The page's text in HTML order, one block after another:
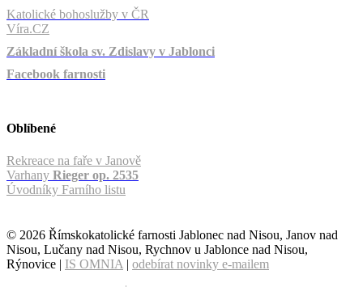
Katolické bohoslužby v ČR
Víra.CZ
Základní škola sv. Zdislavy v Jablonci
Facebook farnosti
Oblíbené
Rekreace na faře v Janově
Varhany Rieger op. 2535
Úvodníky Farního listu
© 2026 Římskokatolické farnosti Jablonec nad Nisou, Janov nad
Nisou, Lučany nad Nisou, Rychnov u Jablonce nad Nisou,
Rýnovice | IS OMNIA | odebírat novinky e-mailem